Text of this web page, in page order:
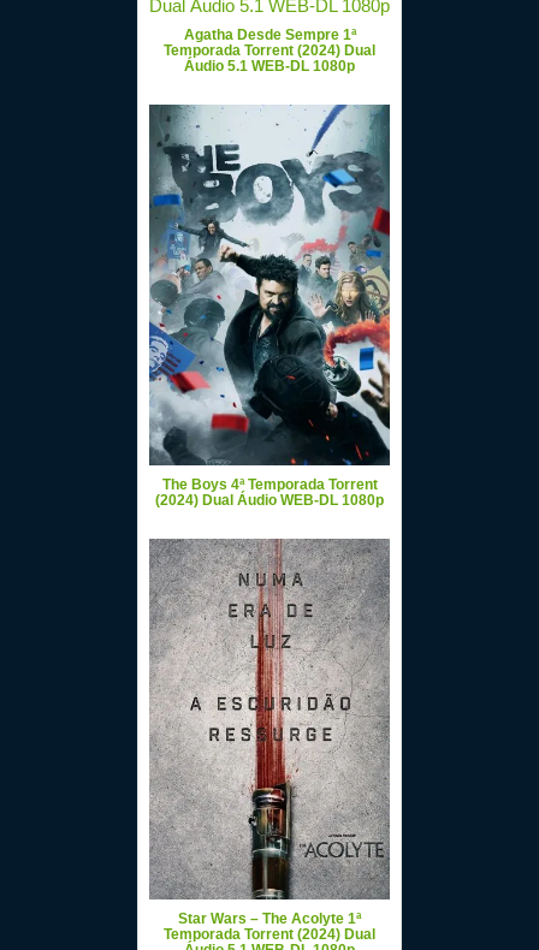
Agatha Desde Sempre 1ª
Temporada Torrent (2024) Dual
Áudio 5.1 WEB-DL 1080p
The Boys 4ª Temporada Torrent
(2024) Dual Áudio WEB-DL 1080p
Star Wars – The Acolyte 1ª
Temporada Torrent (2024) Dual